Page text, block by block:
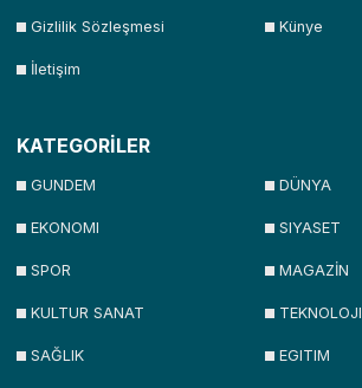
Gizlilik Sözleşmesi Künye
İletişim
KATEGORİLER
GUNDEM DÜNYA
EKONOMI SIYASET
SPOR MAGAZİN
KULTUR SANAT TEKNOLOJI
SAĞLIK EGITIM